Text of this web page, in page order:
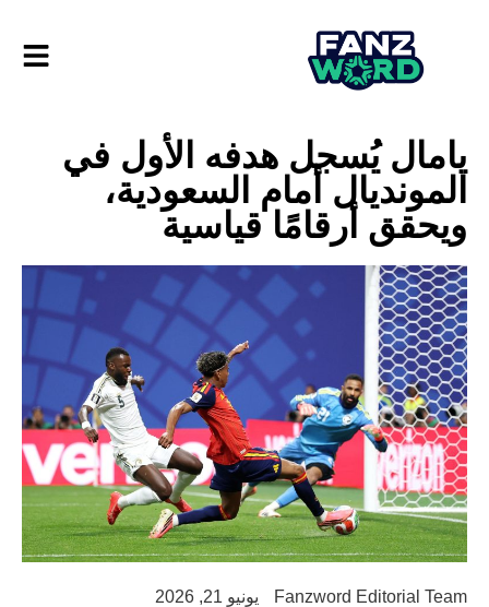
يامال يُسجل هدفه الأول في
المونديال أمام السعودية،
ويحقق أرقامًا قياسية
Fanzword Editorial Team
يونيو 21, 2026